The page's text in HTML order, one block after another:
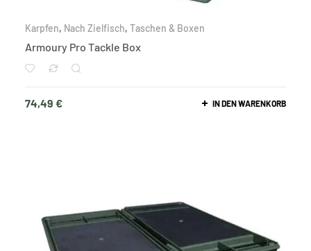
Karpfen, Nach Zielfisch, Taschen & Boxen
Armoury Pro Tackle Box
74,49 € IN DEN WARENKORB